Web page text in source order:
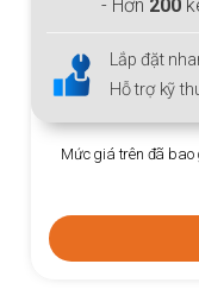
- Hơn 200
Lắp đặt
Hỗ trợ kỹ
Mức giá trên đã bao